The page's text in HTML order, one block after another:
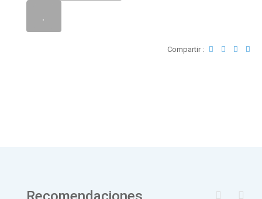
Compartir :